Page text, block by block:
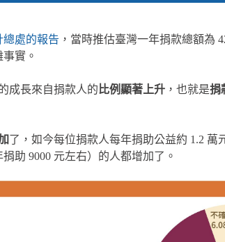
總處的報告 ，當時推估臺灣一年捐款總額為
實。
成長來自捐款人的 比例顯著上升 ，也就是捐
了，如今每位捐款人每年捐助公益約 1.2 萬
助 9000 元左右）的人都增加了。